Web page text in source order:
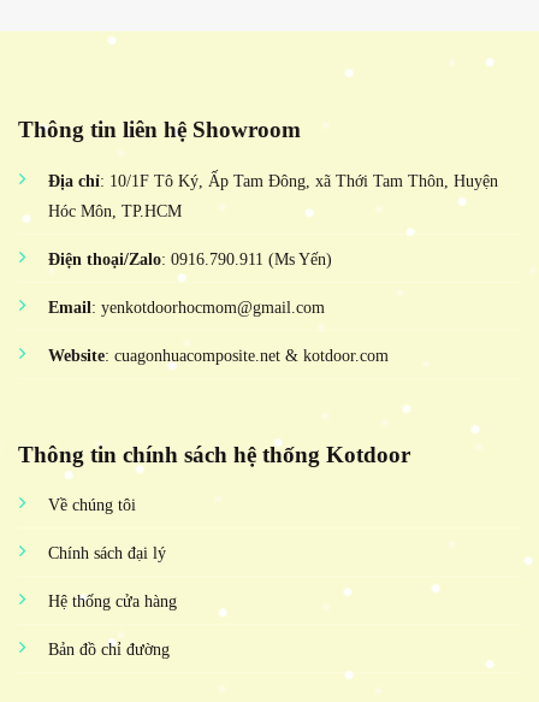
Thông tin liên hệ Showroom
Địa chỉ: 10/1F Tô Ký, Ấp Tam Đông, xã Thới Tam Thôn, Huyện
Hóc Môn, TP.HCM
Điện thoại/Zalo: 0916.790.911 (Ms Yến)
Email: yenkotdoorhocmom@gmail.com
Website: cuagonhuacomposite.net & kotdoor.com
Thông tin chính sách hệ thống Kotdoor
Về chúng tôi
Chính sách đại lý
Hệ thống cửa hàng
Bản đồ chỉ đường